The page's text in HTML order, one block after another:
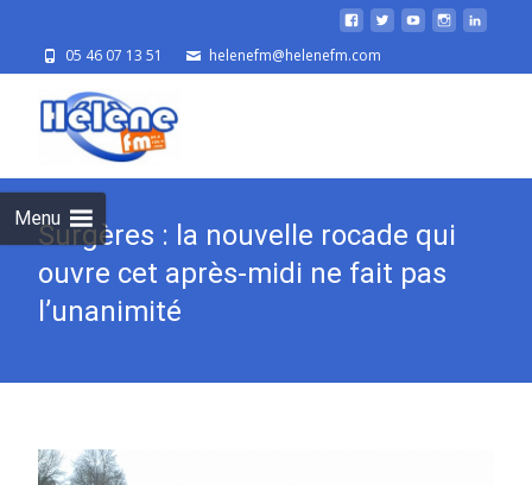
05 46 07 13 51 helenefm@helenefm.com
Menu
Surgères : la nouvelle rocade qui
ouvre cet après-midi ne fait pas
l’unanimité